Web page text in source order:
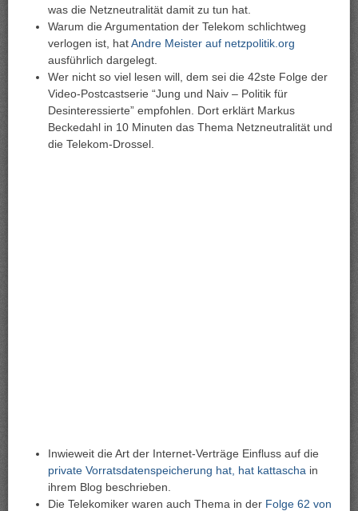
was die Netzneutralität damit zu tun hat.
Warum die Argumentation der Telekom schlichtweg
verlogen ist, hatAndre Meister auf netzpolitik.org
ausführlich dargelegt.
Wer nicht so viel lesen will, dem sei die 42ste Folge der
Video-Postcastserie “Jung und Naiv – Politik für
Desinteressierte” empfohlen. Dort erklärt Markus
Beckedahl in 10 Minuten das Thema Netzneutralität und
die Telekom-Drossel.
Inwieweit die Art der Internet-Verträge Einfluss auf die
private Vorratsdatenspeicherung hat, hat kattascha in
ihrem Blog beschrieben.
Die Telekomiker waren auch Thema in der Folge 62 von